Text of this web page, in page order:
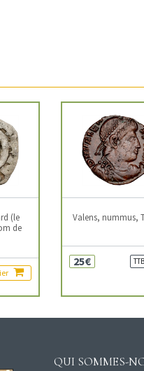
(le
de
Valens, nummus,
25€
QUI SOMMES-